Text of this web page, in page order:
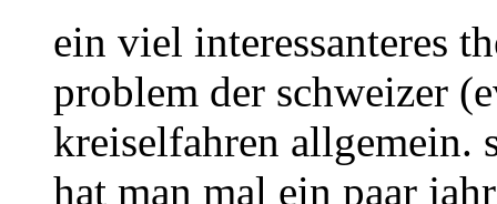
ein viel interessanteres
problem der schweizer
kreiselfahren allgemein.
hat man mal ein paar